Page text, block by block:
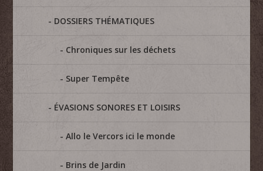
DOSSIERS THÉMATIQUES
Chroniques sur les déchets
Super Tempête
ÉVASIONS SONORES ET LOISIRS
Allo le Vercors ici le monde
Brins de Jardin